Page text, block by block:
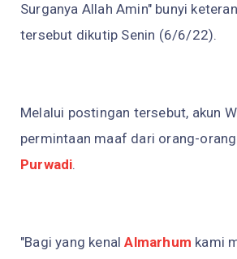
Surganya Allah Amin" bunyi
tersebut dikutip Senin (6/6/22).
Melalui postingan tersebut, akun
permintaan maaf dari orang-
Purwadi.
"Bagi yang kenalAlmarhum kami